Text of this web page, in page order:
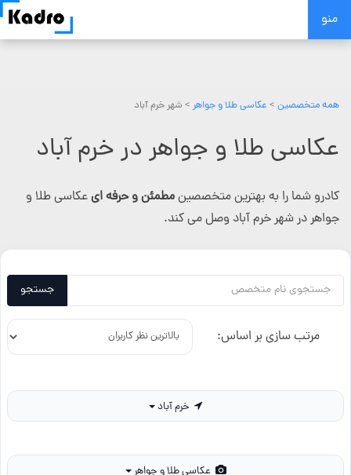
Skip
منو
همه متخصصین > عکاسی طلا و جواهر > شهر خرم آباد
عکاسی طلا و جواهر در خرم آباد
کادرو شما را به بهترین متخصصینمطمئن و حرفه ایعکاسی طلا و
جواهر در شهر خرم آباد وصل می کند.
جستجو
مرتب سازی بر اساس: